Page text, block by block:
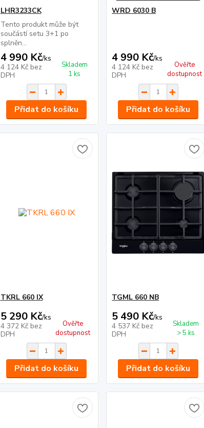
LHR3233CK
Tento produkt může být
součástí setu 3+1 po
splněn...
4 990 Kč/ks
4 124 Kč bez
DPH
Skladem
1 ks
Přidat do košíku
WRD 6030 B
4 990 Kč/ks
4 124 Kč bez
DPH
Ověřte
dostupnost
Přidat do košíku
TKRL 660 IX
5 290 Kč/ks
4 372 Kč bez
DPH
Ověřte
dostupnost
Přidat do košíku
TGML 660 NB
5 490 Kč/ks
4 537 Kč bez
DPH
Skladem
> 5 ks
Přidat do košíku